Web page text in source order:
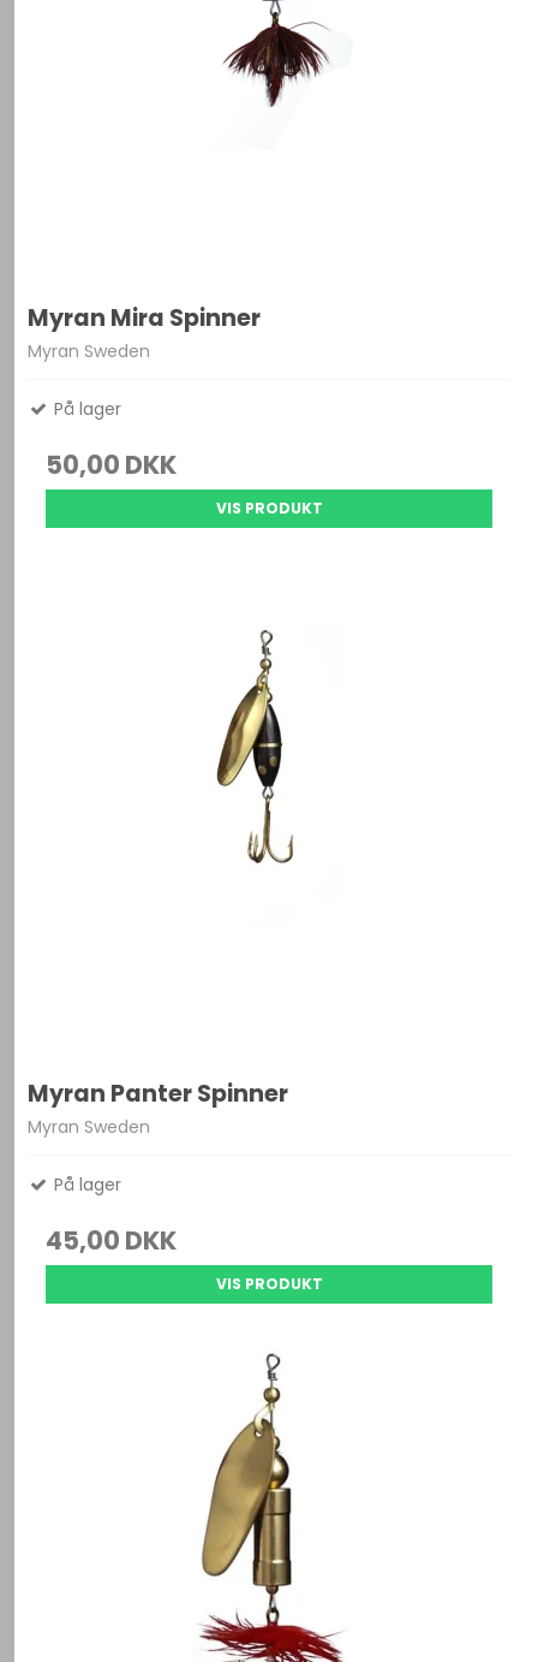
Myran Mira Spinner
Myran Sweden
På lager
50,00 DKK
VIS PRODUKT
Myran Panter Spinner
Myran Sweden
På lager
45,00 DKK
VIS PRODUKT